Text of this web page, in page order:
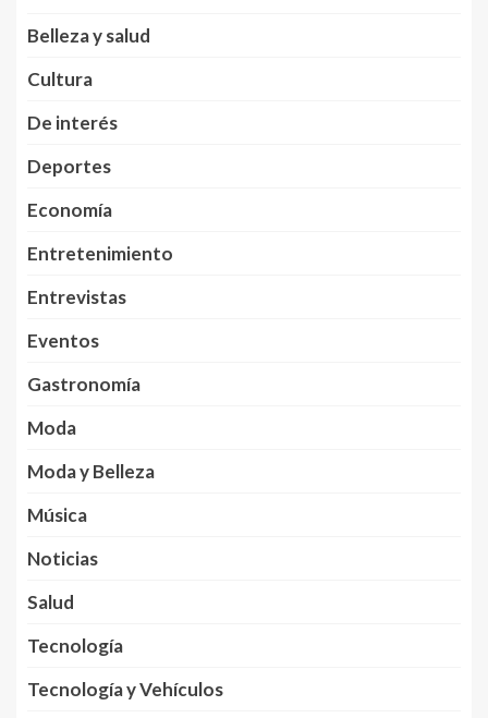
Belleza y salud
Cultura
De interés
Deportes
Economía
Entretenimiento
Entrevistas
Eventos
Gastronomía
Moda
Moda y Belleza
Música
Noticias
Salud
Tecnología
Tecnología y Vehículos